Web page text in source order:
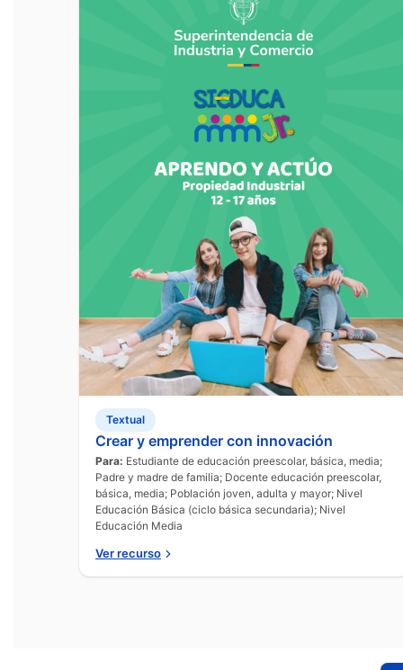
Textual
Crear y emprender con innovación
Para: Estudiante de educación preescolar, básica, media;
Padre y madre de familia; Docente educación preescolar,
básica, media; Población joven, adulta y mayor; Nivel
Educación Básica (ciclo básica secundaria); Nivel
Educación Media
Ver recurso